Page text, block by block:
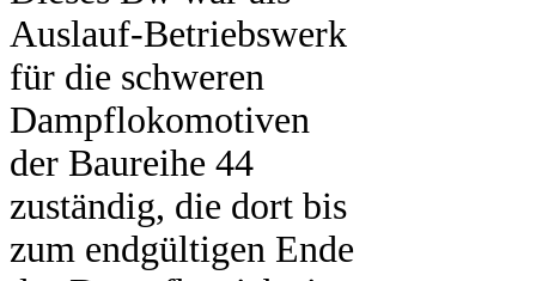
Auslauf-Betriebswerk
für die schweren
Dampflokomotiven
der Baureihe 44
zuständig, die dort bis
zum endgültigen Ende